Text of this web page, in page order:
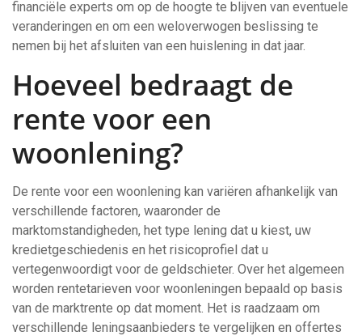
financiële experts om op de hoogte te blijven van eventuele
veranderingen en om een weloverwogen beslissing te
nemen bij het afsluiten van een huislening in dat jaar.
Hoeveel bedraagt de
rente voor een
woonlening?
De rente voor een woonlening kan variëren afhankelijk van
verschillende factoren, waaronder de
marktomstandigheden, het type lening dat u kiest, uw
kredietgeschiedenis en het risicoprofiel dat u
vertegenwoordigt voor de geldschieter. Over het algemeen
worden rentetarieven voor woonleningen bepaald op basis
van de marktrente op dat moment. Het is raadzaam om
verschillende leningsaanbieders te vergelijken en offertes